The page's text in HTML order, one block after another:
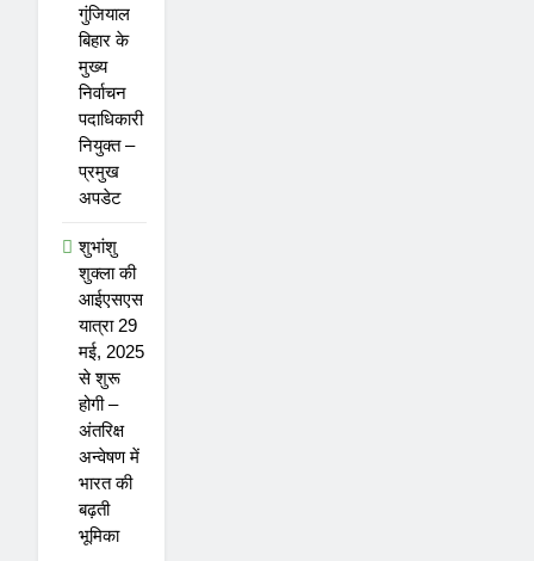
गुंजियाल
बिहार के
मुख्य
निर्वाचन
पदाधिकारी
नियुक्त –
प्रमुख
अपडेट
शुभांशु
शुक्ला की
आईएसएस
यात्रा 29
मई, 2025
से शुरू
होगी –
अंतरिक्ष
अन्वेषण में
भारत की
बढ़ती
भूमिका